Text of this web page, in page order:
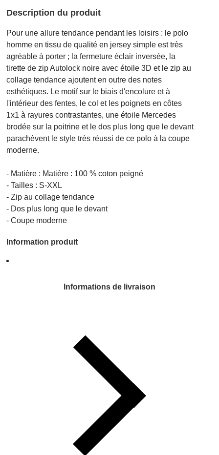
Description du produit
Pour une allure tendance pendant les loisirs : le polo
homme en tissu de qualité en jersey simple est très
agréable à porter ; la fermeture éclair inversée, la
tirette de zip Autolock noire avec étoile 3D et le zip au
collage tendance ajoutent en outre des notes
esthétiques. Le motif sur le biais d'encolure et à
l'intérieur des fentes, le col et les poignets en côtes
1x1 à rayures contrastantes, une étoile Mercedes
brodée sur la poitrine et le dos plus long que le devant
parachèvent le style très réussi de ce polo à la coupe
moderne.
- Matière : Matière : 100 % coton peigné
- Tailles : S-XXL
- Zip au collage tendance
- Dos plus long que le devant
- Coupe moderne
Information produit
Informations de livraison